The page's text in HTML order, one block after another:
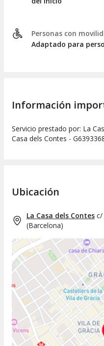
Personas con
Adaptado para
Información
Servicio prestado por: La
Casa dels Contes -
Ubicación
La Casa dels Contes c/
(Barcelona)